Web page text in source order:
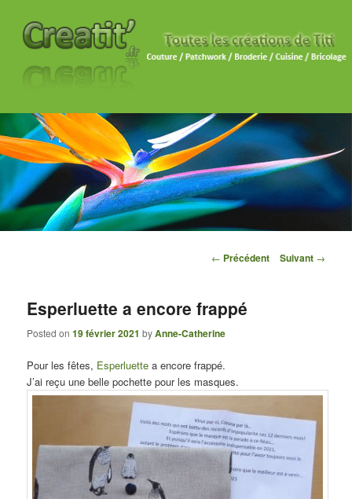
Navigation des articles
← Précédent Suivant →
Esperluette a encore frappé
Posted on19 février 2021 byAnne-Catherine
Pour les fêtes, Esperluette a encore frappé.
J’ai reçu une belle pochette pour les masques.